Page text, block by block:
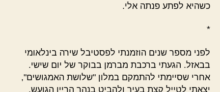
כשהיא לפתע פנתה אלי.
*
לפני מספר שנים הוזמנתי לפסטיבל שירה בינלאומי
בבאזל. הגעתי ברכבת מברמן בבוקר של יום שישי.
אחרי שסיימתי להתמקם במלון "שלושת האמגושים",
יצאתי לטייל קצת בעיר ולהביט בנהר הריין הגועש,